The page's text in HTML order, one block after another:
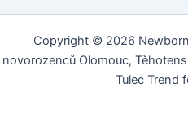
Copyright © 2026
novorozenců Olomouc,
Tulec Trend